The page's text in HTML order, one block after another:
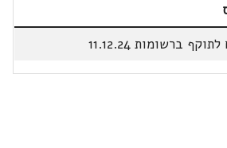
ברשומות 11.12.24